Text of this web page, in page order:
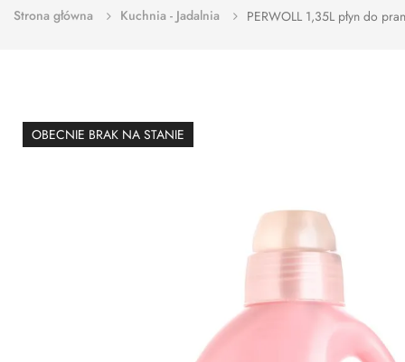
Strona główna Kuchnia - Jadalnia PERWOLL 1,35L płyn do
OBECNIE BRAK NA STANIE